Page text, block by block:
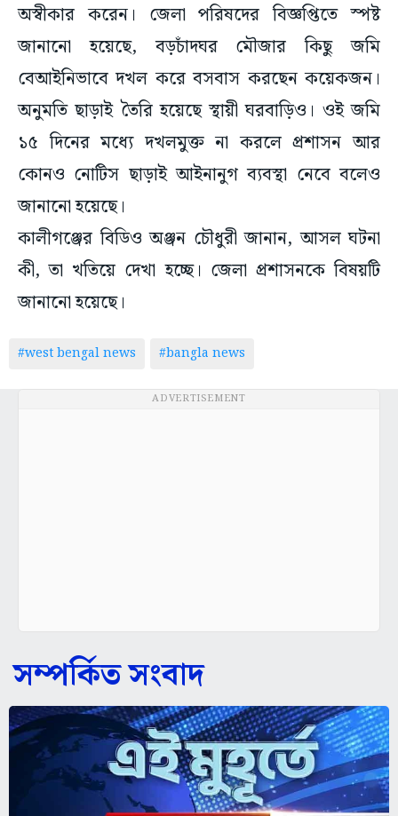
অস্বীকার করেন। জেলা পরিষদের বিজ্ঞপ্তিতে স্পষ্ট
জানানো হয়েছে, বড়চাঁদঘর মৌজার কিছু জমি
বেআইনিভাবে দখল করে বসবাস করছেন কয়েকজন।
অনুমতি ছাড়াই তৈরি হয়েছে স্থায়ী ঘরবাড়িও। ওই জমি
১৫ দিনের মধ্যে দখলমুক্ত না করলে প্রশাসন আর
কোনও নোটিস ছাড়াই আইনানুগ ব্যবস্থা নেবে বলেও
জানানো হয়েছে।
কালীগঞ্জের বিডিও অঞ্জন চৌধুরী জানান, আসল ঘটনা
কী, তা খতিয়ে দেখা হচ্ছে। জেলা প্রশাসনকে বিষয়টি
জানানো হয়েছে।
#west bengal news #bangla news
ADVERTISEMENT
সম্পর্কিত সংবাদ